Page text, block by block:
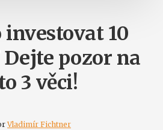
investovat 10
pozor na
3 věci!
Vladimír Fichtner